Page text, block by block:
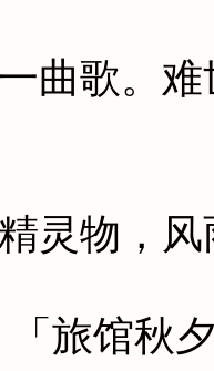
歌。难
物，风
旅馆秋